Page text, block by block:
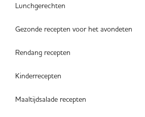
Lunchgerechten
Gezonde recepten voor het avondeten
Rendang recepten
Kinderrecepten
Maaltijdsalade recepten